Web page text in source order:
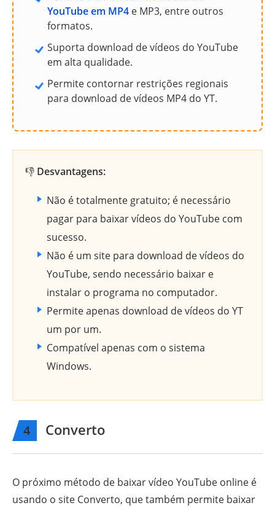
YouTube em MP4 e MP3, entre outros
formatos.
Suporta download de vídeos do YouTube
em alta qualidade.
Permite contornar restrições regionais
para download de vídeos MP4 do YT.
👎 Desvantagens:
Não é totalmente gratuito; é necessário
pagar para baixar vídeos do YouTube com
sucesso.
Não é um site para download de vídeos do
YouTube, sendo necessário baixar e
instalar o programa no computador.
Permite apenas download de vídeos do YT
um por um.
Compatível apenas com o sistema
Windows.
4 Converto
O próximo método de baixar vídeo YouTube online é
usando o site Converto, que também permite baixar